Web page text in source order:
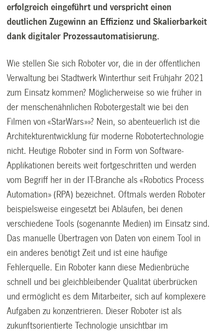
erfolgreich eingeführt und verspricht einen
deutlichen Zugewinn an Effizienz und Skalierbarkeit
dank digitaler Prozessautomatisierung.
Wie stellen Sie sich Roboter vor, die in der öffentlichen
Verwaltung bei Stadtwerk Winterthur seit Frühjahr 2021
zum Einsatz kommen? Möglicherweise so wie früher in
der menschenähnlichen Robotergestalt wie bei den
Filmen von «StarWars»»? Nein, so abenteuerlich ist die
Architekturentwicklung für moderne Robotertechnologie
nicht. Heutige Roboter sind in Form von Software-
Applikationen bereits weit fortgeschritten und werden
vom Begriff her in der IT-Branche als «Robotics Process
Automation» (RPA) bezeichnet. Oftmals werden Roboter
beispielsweise eingesetzt bei Abläufen, bei denen
verschiedene Tools (sogenannte Medien) im Einsatz sind.
Das manuelle Übertragen von Daten von einem Tool in
ein anderes benötigt Zeit und ist eine häufige
Fehlerquelle. Ein Roboter kann diese Medienbrüche
schnell und bei gleichbleibender Qualität überbrücken
und ermöglicht es dem Mitarbeiter, sich auf komplexere
Aufgaben zu konzentrieren. Dieser Roboter ist als
zukunftsorientierte Technologie unsichtbar im